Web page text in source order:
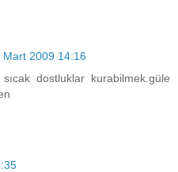
Mart 2009 14:16
dostluklar kurabilmek.güle